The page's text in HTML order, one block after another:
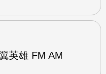
英雄 FM AM